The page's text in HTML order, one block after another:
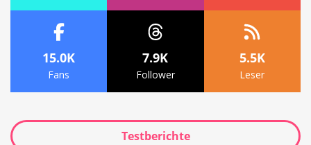
15.0K
Fans
7.9K
Follower
5.5K
Leser
Testberichte